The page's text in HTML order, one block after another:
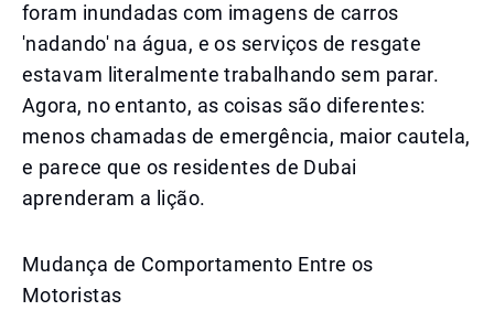
foram inundadas com imagens de carros
'nadando' na água, e os serviços de resgate
estavam literalmente trabalhando sem parar.
Agora, no entanto, as coisas são diferentes:
menos chamadas de emergência, maior cautela,
e parece que os residentes de Dubai
aprenderam a lição.
Mudança de Comportamento Entre os
Motoristas